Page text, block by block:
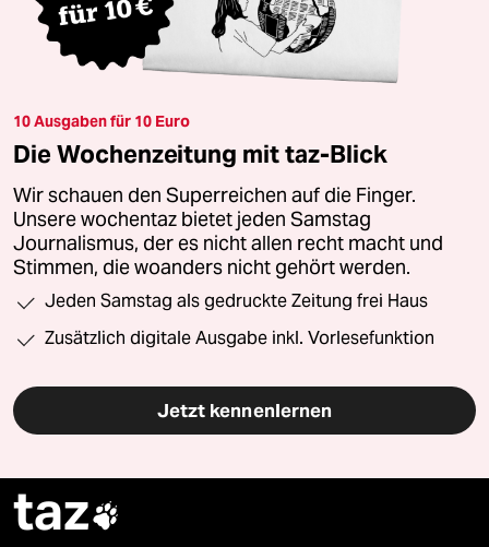
10 Ausgaben für 10 Euro
Die Wochenzeitung mit taz-Blick
Wir schauen den Superreichen auf die Finger.
Unsere wochentaz bietet jeden Samstag
Journalismus, der es nicht allen recht macht und
Stimmen, die woanders nicht gehört werden.
Jeden Samstag als gedruckte Zeitung frei Haus
Zusätzlich digitale Ausgabe inkl. Vorlesefunktion
Jetzt kennenlernen
taz